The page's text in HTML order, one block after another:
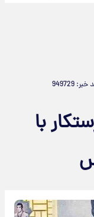
949729
با